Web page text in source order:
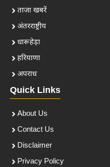
ताजा खबरें
अंतरराष्ट्रीय
धारूहेड़ा
हरियाणा
अपराध
Quick Links
About Us
Contact Us
Disclaimer
Privacy Policy